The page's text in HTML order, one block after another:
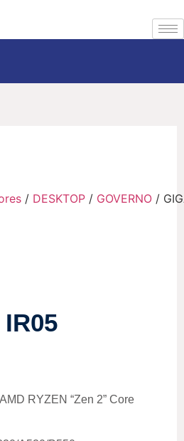
/ DESKTOP / GOVERNO /
RYZEN “Zen 2” Core